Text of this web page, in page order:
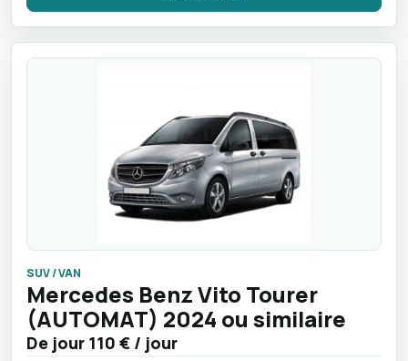
SUV / VAN
Mercedes Benz Vito Tourer
(AUTOMAT) 2024 ou similaire
De jour 110 € / jour